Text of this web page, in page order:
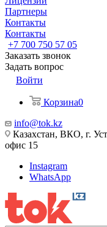
Партнеры
Контакты
Контакты
+7 700 750 57 05
Заказать звонок
Задать вопрос
Войти
Корзина0
info@tok.kz
Казахстан, ВКО, г.
офис 15
Instagram
WhatsApp